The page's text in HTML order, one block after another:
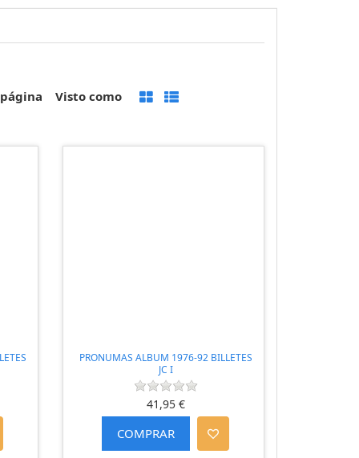
Visto como
PRONUMAS ALBUM 1976-92 BILLETES
JC I
41,95 €